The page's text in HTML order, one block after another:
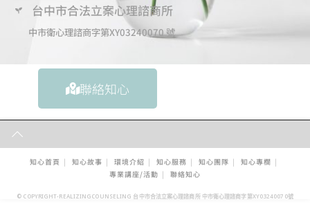
台中市合法立案心理諮商所
中市衛心理諮商字第XY03240070 號​
聯絡知心
知心首頁 知心故事 環境介紹 知心服務 知心團隊
知心專欄
專業講座/活動
聯絡知心
© COPYRIGHT-REALIZINGCOUNSELING 台中市合法立案心理諮商所 中市衛心理諮商字第XY03240070號​​